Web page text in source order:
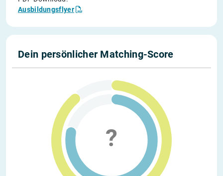
Ausbildungsflyer
Dein persönlicher Matching-Score